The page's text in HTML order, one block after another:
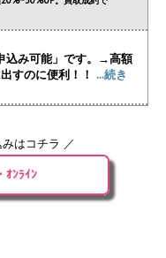
込み可能」です。→高額
すのに便利！！ ...続き
はコチラ ／
ｵﾝﾗｲﾝ